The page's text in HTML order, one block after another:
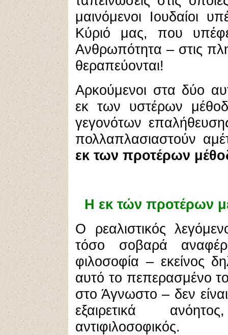
μαινόμενοι Ιουδαίοι
Κύριό μας, που
Ανθρωπότητα – στις
θεραπεύονται!
Αρκούμενοι στα δύο
εκ των υστέρων
γεγονότων
πολλαπλασιαστούν
εκ των προτέρων
Η εκ τών προτέρων
Ο ρεαλιστικός
τόσο σοβαρά
φιλοσοφία – εκείνος
αυτό το πεπερασμένο
στο Άγνωστο – δεν
εξαιρετικά
αντιφιλοσοφικός.